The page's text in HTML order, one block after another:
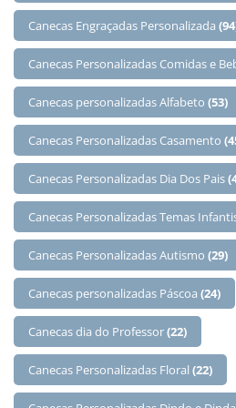
Canecas Engraçadas Personalizada
Canecas Personalizadas Comidas e
Canecas personalizadas Alfabeto (53)
Canecas Personalizadas Casamento
Canecas Personalizadas Dia Dos Pais
Canecas Personalizadas Temas
Canecas Personalizadas Autismo (29)
Canecas personalizadas Páscoa (24)
Canecas dia do Professor(22)
Canecas Personalizadas Floral (22)